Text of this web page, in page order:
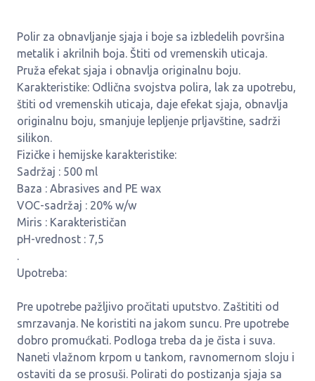
Polir za obnavljanje sjaja i boje sa izbledelih površina
metalik i akrilnih boja. Štiti od vremenskih uticaja.
Pruža efekat sjaja i obnavlja originalnu boju.
Karakteristike: Odlična svojstva polira, lak za upotrebu,
štiti od vremenskih uticaja, daje efekat sjaja, obnavlja
originalnu boju, smanjuje lepljenje prljavštine, sadrži
silikon.
Fizičke i hemijske karakteristike:
Sadržaj : 500 ml
Baza : Abrasives and PE wax
VOC-sadržaj : 20% w/w
Miris : Karakterističan
pH-vrednost : 7,5
.
Upotreba:
Pre upotrebe pažljivo pročitati uputstvo. Zaštititi od
smrzavanja. Ne koristiti na jakom suncu. Pre upotrebe
dobro promućkati. Podloga treba da je čista i suva.
Naneti vlažnom krpom u tankom, ravnomernom sloju i
ostaviti da se prosuši. Polirati do postizanja sjaja sa